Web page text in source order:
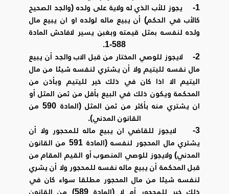
1- يجوز للأب الذي له ولاية على ولده (والجد الصحيح
كالأب في الحكم) أن يبيع ماله لولده او ان يبيع مال
ولده لنفسه بمثل قيمته وبغبن يسير لافاحش المادة
588-1.
2- لايجوز للوصي المختار من قبل الاب والجد أن يبيع
مال نفسه لليتيم ولا أن يشتري لنفسه شيئا من مال
اليتيم الا اذا كان في ذلك خير لليتيم وبأذن من
المحكمة ويكون ذلك في البيع بأقل من ثمن المثل أو
ان يشتري منه بأكثر من ثمن المثل (المادة 590 من
القانون المدني).
3- لايجوز للقاضي ان يبيع ماله للمحجور ولا أن
يشتري مال المحجور لنفسه (المادة 591 من القانون
المدني) ولايجوز للوصي المنصوب أو القيم المقام من
قبل المحكمة أن يبيع ماله نفسه للمحجور ولا أن يشري
لنفسه شيئا من مال المحجور مطلقا سواء كان في
ذلك خير للمحجور أم لا (المادة 589) من القانون